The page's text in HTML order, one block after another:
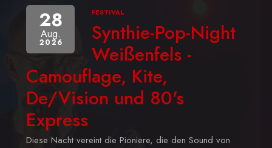
28
Aug.
2026
FESTIVAL
Synthie-Pop-Night
Weißenfels -
Camouflage, Kite,
De/Vision und 80's
Express
Diese Nacht vereint die Pioniere, die den Sound von